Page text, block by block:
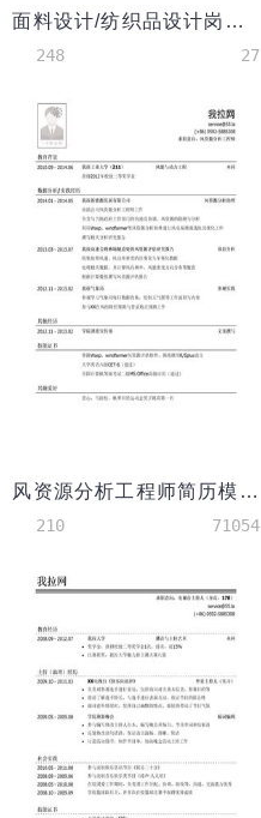
面料设计/纺织品设计岗位简历模板（应届生初级岗位）
248 27
风资源分析工程师简历模板（应届生初级岗位）
210 71054